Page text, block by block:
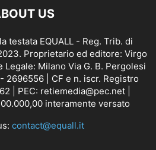
US
testata EQUALL - Reg. Trib. di
Proprietario ed editore: Virgo
Legale: Milano Via G. B. Pergolesi
2696556 | CF e n. iscr. Registro
| PEC: retiemedia@pec.net |
interamente versato
contact@equall.it